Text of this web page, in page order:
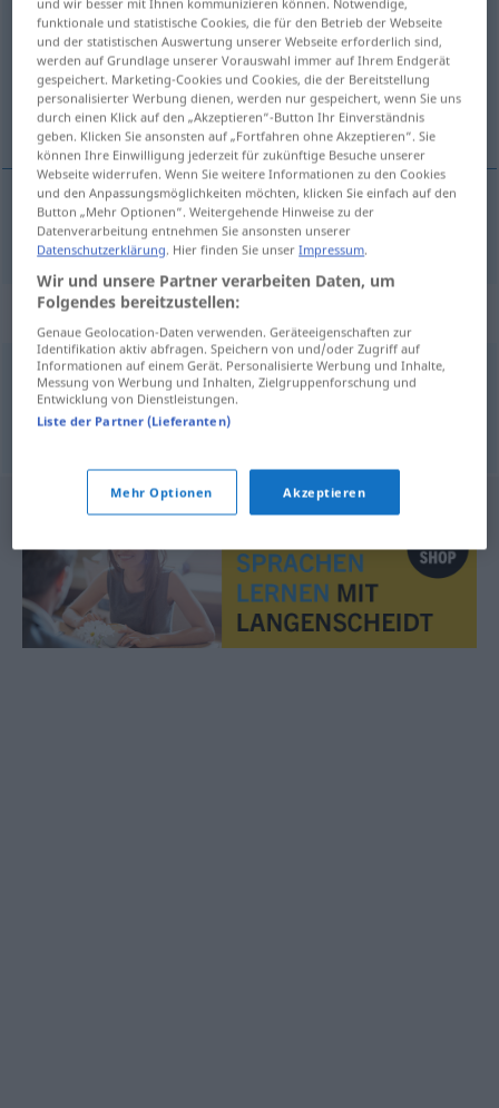
Übersicht aller Übersetzungen
(Für mehr Details die Übersetzung anklicken/antippen)
meinen, denken
meinen,denken mene
Synonyme für "mene"
akseptere,anta,formode,forutsette,tenke,tro
funktionale und statistische Cookies, die für den Betrieb der Webseite
und der statistischen Auswertung unserer Webseite erforderlich sind,
werden auf Grundlage unserer Vorauswahl immer auf Ihrem Endgerät
gespeichert. Marketing-Cookies und Cookies, die der Bereitstellung
personalisierter Werbung dienen, werden nur gespeichert, wenn Sie uns
durch einen Klick auf den „Akzeptieren“-Button Ihr Einverständnis
geben. Klicken Sie ansonsten auf „Fortfahren ohne Akzeptieren“. Sie
können Ihre Einwilligung jederzeit für zukünftige Besuche unserer
Webseite widerrufen. Wenn Sie weitere Informationen zu den Cookies
und den Anpassungsmöglichkeiten möchten, klicken Sie einfach auf den
Button „Mehr Optionen“. Weitergehende Hinweise zu der
Datenverarbeitung entnehmen Sie ansonsten unserer
Datenschutzerklärung . Hier finden Sie unserImpressum
Wir und unsere Partner verarbeiten Daten, um
Folgendes bereitzustellen:
Genaue Geolocation-Daten verwenden. Geräteeigenschaften zur
Identifikation aktiv abfragen. Speichern von und/oder Zugriff auf
Informationen auf einem Gerät. Personalisierte Werbung und Inhalte,
Messung von Werbung und Inhalten, Zielgruppenforschung und
Entwicklung von Dienstleistungen.
Liste der Partner (Lieferanten)
Mehr Optionen Akzeptieren